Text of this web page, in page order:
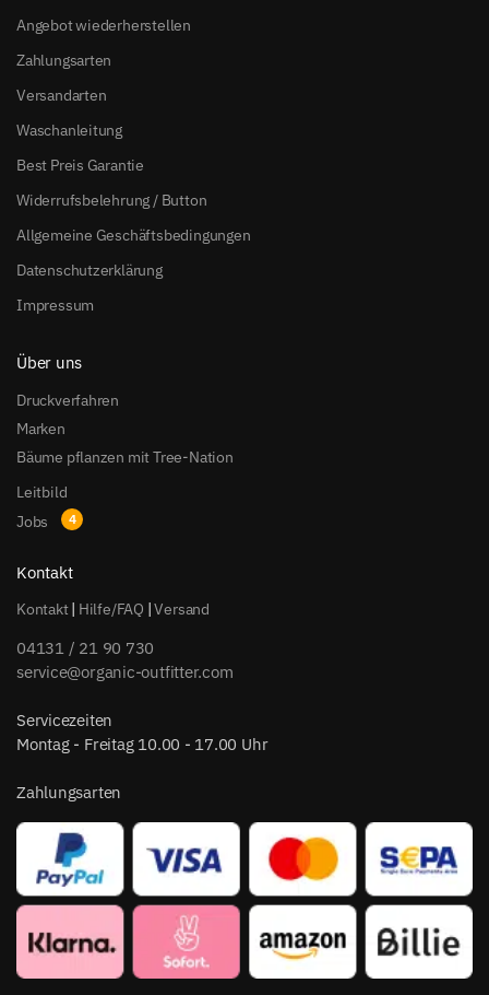
Angebot wiederherstellen
Zahlungsarten
Versandarten
Waschanleitung
Best Preis Garantie
Widerrufsbelehrung / Button
Allgemeine Geschäftsbedingungen
Datenschutzerklärung
Impressum
Über uns
Druckverfahren
Marken
Bäume pflanzen mit Tree-Nation
Leitbild
Jobs
Kontakt
Kontakt| Hilfe/FAQ |Versand
04131 / 21 90 730
service@organic-outfitter.com
Servicezeiten
Montag - Freitag 10.00 - 17.00 Uhr
Zahlungsarten